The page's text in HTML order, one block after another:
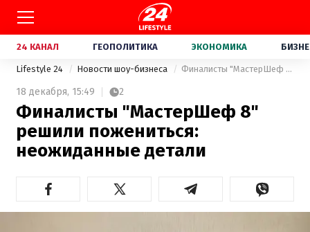
24 КАНАЛ ГЕОПОЛИТИКА ЭКОНОМИКА
Lifestyle 24 Новости шоу-бизнеса Финалисты "МастерШеф 8" решили пожениться: неожиданные детали
18 декабря, 15:49 2
Финалисты "МастерШеф 8"
решили пожениться:
неожиданные детали